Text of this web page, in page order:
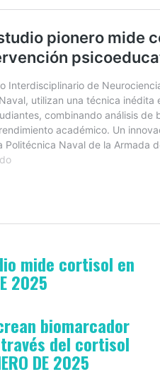
mide cortisol en
2025
biomarcador
del cortisol
DE 2025